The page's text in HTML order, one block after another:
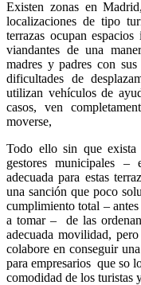
Existen zonas en
localizaciones de tipo
terrazas ocupan
viandantes de una
madres y padres con
dificultades de
utilizan vehículos de
casos, ven
moverse,
Todo ello sin que
gestores municipales
adecuada para estas
una sanción que poco
cumplimiento total –
a tomar –
de las
adecuada movilidad,
colabore en conseguir
para empresarios que so
comodidad de los turistas